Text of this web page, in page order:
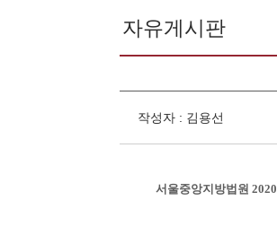
자유게시판
작성자 : 김용선
서울중앙지방법원 2020